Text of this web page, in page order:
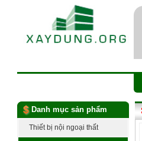
Danh mục sản phẩm
Thiết bị nội ngoại thất